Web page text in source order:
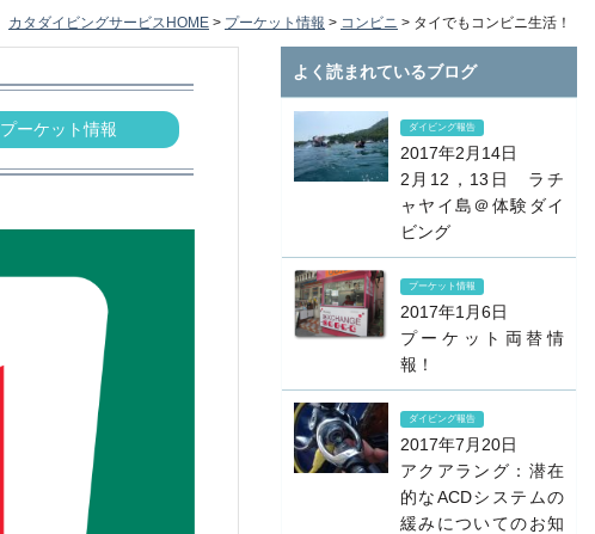
カタダイビングサービスHOME > プーケット情報 > コンビニ > タイでもコンビニ生活！
プーケット情報
よく読まれているブログ
ダイビング報告
2017年2月14日
2月12，13日 ラチ
ャヤイ島＠体験ダイ
ビング
プーケット情報
2017年1月6日
プーケット両替情
報！
ダイビング報告
2017年7月20日
アクアラング：潜在
的なACDシステムの
緩みについてのお知